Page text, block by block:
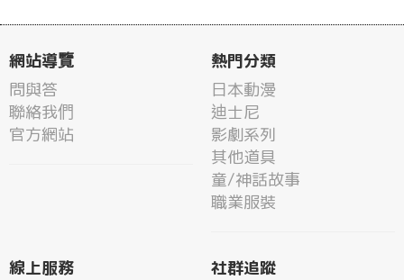
網站導覽
問與答
聯絡我們
官方網站
熱門分類
日本動漫
迪士尼
影劇系列
其他道具
童/神話故事
職業服裝
線上服務
社群追蹤